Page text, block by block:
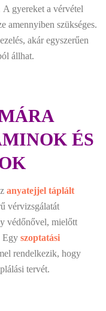
A gyereket a vérvétel
amennyiben szükséges.
akár egyszerűen
állhat.
ÉS
anyatejjel táplált
vérvizsgálatát
védőnővel, mielőtt
Egy szoptatási
rendelkezik, hogy
tervét.